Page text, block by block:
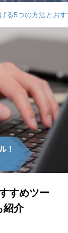
る5つの方法とお
すめツー
紹介